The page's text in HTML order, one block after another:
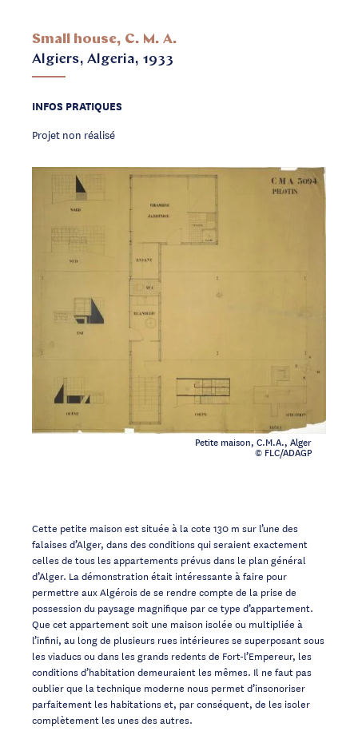
Small house, C. M. A.
Algiers, Algeria, 1933
Petite maison, C.M.A., Alger
© FLC/ADAGP
INFOS PRATIQUES
Projet non réalisé
Cette petite maison est située à la cote 130 m sur l’une des
falaises d’Alger, dans des conditions qui seraient exactement
celles de tous les appartements prévus dans le plan général
d’Alger. La démonstration était intéressante à faire pour
permettre aux Algérois de se rendre compte de la prise de
possession du paysage magnifique par ce type d’appartement.
Que cet appartement soit une maison isolée ou multipliée à
l’infini, au long de plusieurs rues intérieures se superposant sous
les viaducs ou dans les grands redents de Fort-l’Empereur, les
conditions d’habitation demeuraient les mêmes. Il ne faut pas
oublier que la technique moderne nous permet d’insonoriser
parfaitement les habitations et, par conséquent, de les isoler
complètement les unes des autres.